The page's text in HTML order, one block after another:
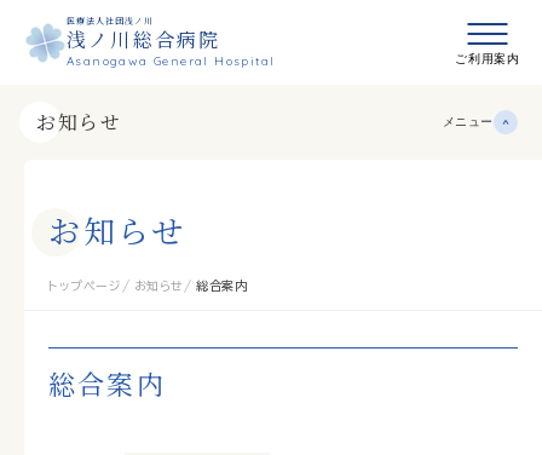
メニュ
ご利用案内
医療法人社団浅ノ川
浅ノ川総合病院
Asanogawa General Hospital
お知らせ メニュー
お知 らせ
トップページ お知らせ 総合案内
総合案内